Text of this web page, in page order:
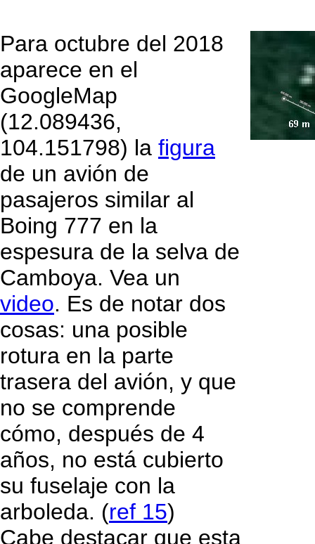
Para octubre del 2018
aparece en el
GoogleMap
(12.089436,
104.151798) la figura
de un avión de
pasajeros similar al
Boing 777 en la
espesura de la selva de
Camboya. Vea un
video. Es de notar dos
cosas: una posible
rotura en la parte
trasera del avión, y que
no se comprende
cómo, después de 4
años, no está cubierto
su fuselaje con la
arboleda. (ref 15)
Cabe destacar que esta